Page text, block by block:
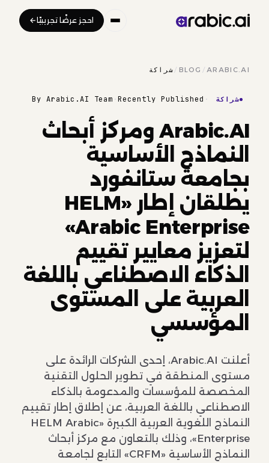
احجز عرضًا تجريبيًا
ARABIC.AI
/
BLOG
/ شراكة
شراكة ·
Recently Published
·
By Arabic.AI Team
Arabic.AI ومركز أبحاث
النماذج الأساسية
بجامعة ستانفورد
يطلقان إطار «HELM
Arabic Enterprise»
لتعزيز معايير تقييم
الذكاء الاصطناعي باللغة
العربية على المستوى
المؤسسي
أعلنت Arabic.AI، إحدى الشركات الرائدة على
مستوى المنطقة في تطوير الحلول التقنية
المخصصة للمؤسسات والمدعومة بالذكاء
الاصطناعي باللغة العربية، عن إطلاق إطار تقييم
النماذج اللغوية العربية الكبيرة «HELM Arabic
Enterprise»، وذلك بالتعاون مع مركز أبحاث
النماذج الأساسية «CRFM» التابع لجامعة